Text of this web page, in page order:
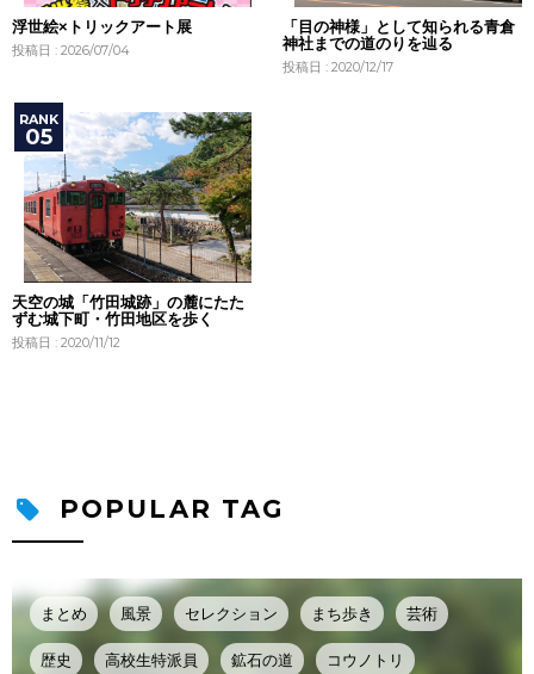
浮世絵×トリックアート展
投稿日 : 2026/07/04
「目の神様」として知られる青倉
神社までの道のりを辿る
投稿日 : 2020/12/17
天空の城「竹田城跡」の麓にたた
ずむ城下町・竹田地区を歩く
投稿日 : 2020/11/12
POPULAR TAG
まとめ 風景 セレクション まち歩き 芸術
歴史 高校生特派員 鉱石の道 コウノトリ